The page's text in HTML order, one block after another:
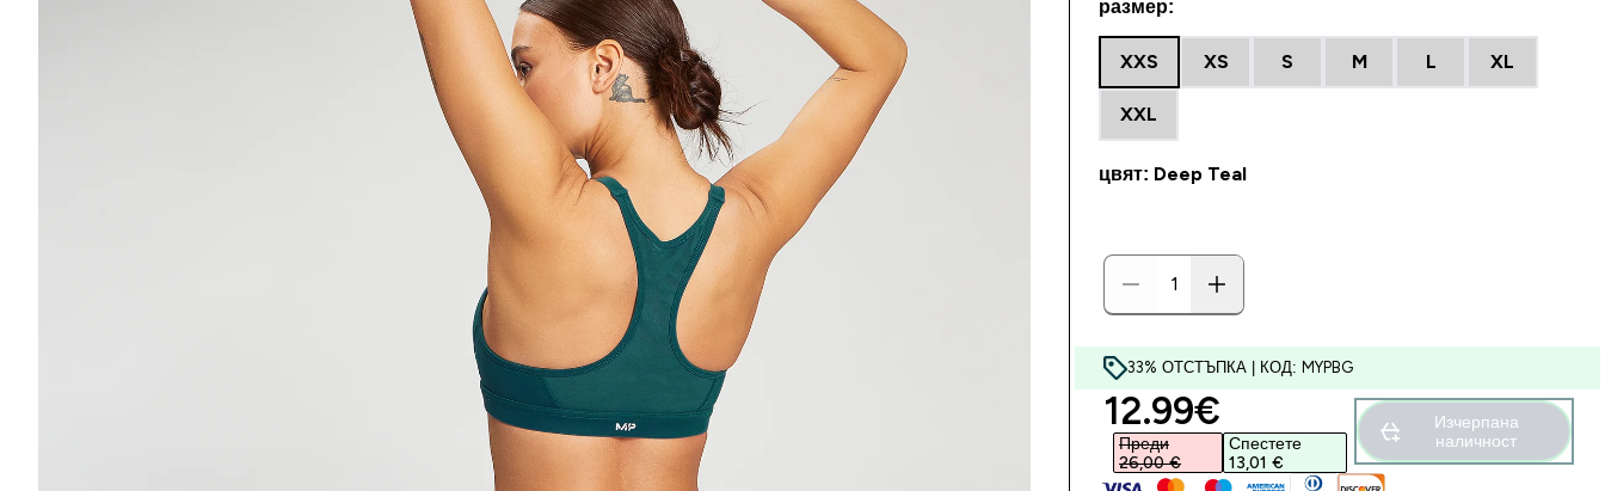
размер:
XXS XS S M L XL
XXL
цвят: Deep Teal
33% ОТСТЪПКА | КОД: MYPBG
discounted price
12.99€‎
Преди
26,00 €‎
Спестете
13,01 €‎
Изчерпана
наличност